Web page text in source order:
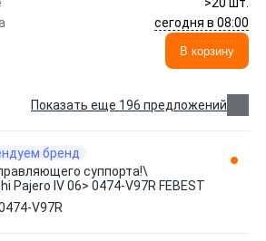
сегодня в 08:00
В корзину
Показать еще 196 предложений
бренд
суппорта!\
Pajero IV 06> 0474-V97R FEBEST
V97R